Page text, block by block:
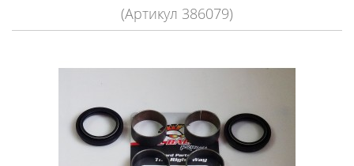
(Артикул 386079)